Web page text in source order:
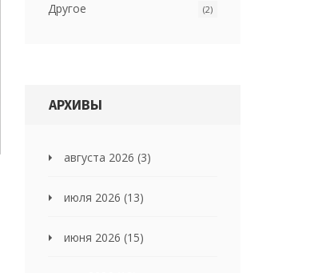
Другое (2)
АРХИВЫ
августа 2026 (3)
июля 2026 (13)
июня 2026 (15)